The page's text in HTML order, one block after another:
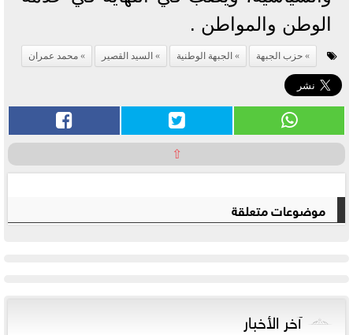
الوطن والمواطن .
حزب الجبهة الجبهة الوطنية السيد القصير محمد عمران
⇧
موضوعات متعلقة
آخر الأخبار